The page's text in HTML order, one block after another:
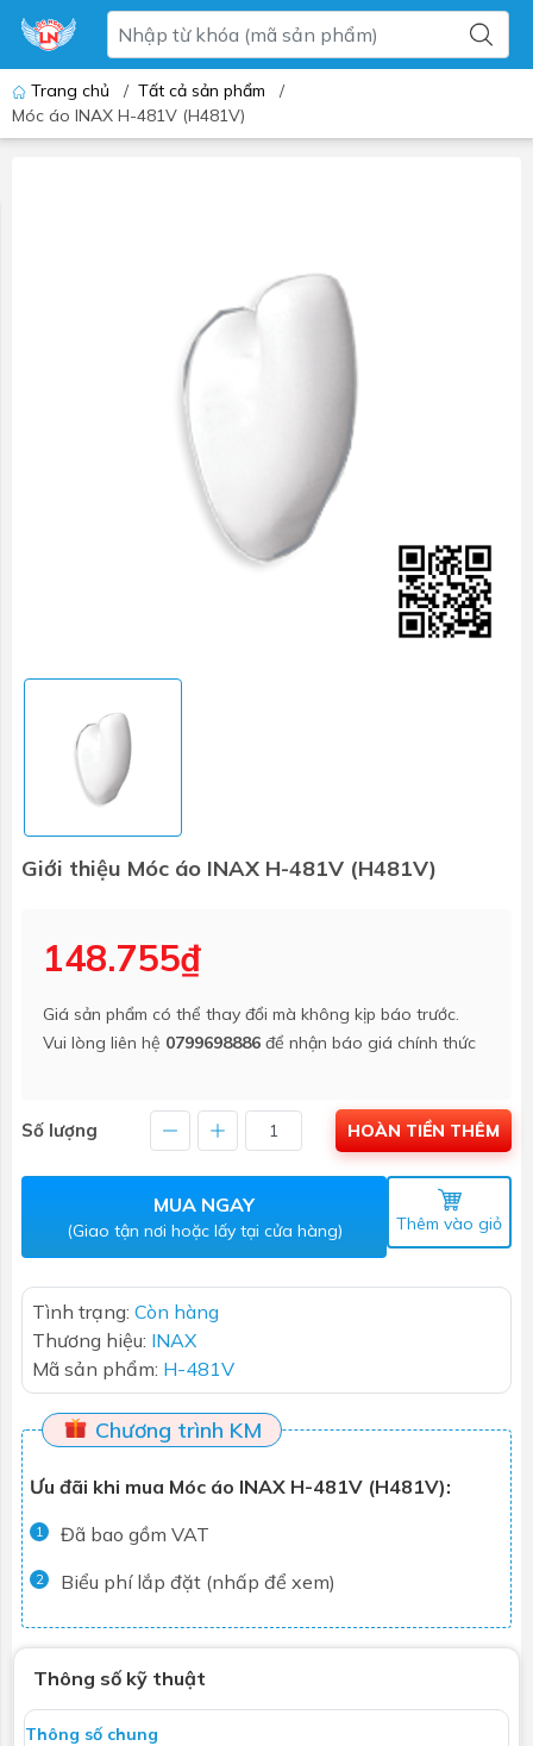
Trang chủ / Tất cả sản phẩm
/
Móc áo INAX H-481V (H481V)
Giới thiệu Móc áo INAX H-481V (H481V)
148.755₫
Giá sản phẩm có thể thay đổi mà không kịp báo trước.
Vui lòng liên hệ 0799698886 để nhận báo giá chính thức
Số lượng HOÀN TIỀN THÊM
MUA NGAY
(Giao tận nơi hoặc lấy tại cửa hàng) Thêm vào giỏ
Tình trạng: Còn hàng
Thương hiệu: INAX
Mã sản phẩm: H-481V
Chương trình KM
Ưu đãi khi mua Móc áo INAX H-481V (H481V):
1 Đã bao gồm VAT
2 Biểu phí lắp đặt (nhấp để xem)
Thông số kỹ thuật
Thông số chung